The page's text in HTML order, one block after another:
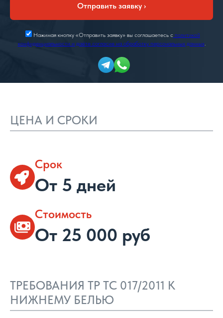
Отправить заявку ›
Нажимая кнопку «Отправить заявку» вы соглашаетесь сполитикой
конфиденциальности и даёте согласие на обработку персональных данных.
ЦЕНА И СРОКИ
Срок
От 5 дней
Стоимость
От 25 000 руб
ТРЕБОВАНИЯ ТР ТС 017/2011 К
НИЖНЕМУ БЕЛЬЮ